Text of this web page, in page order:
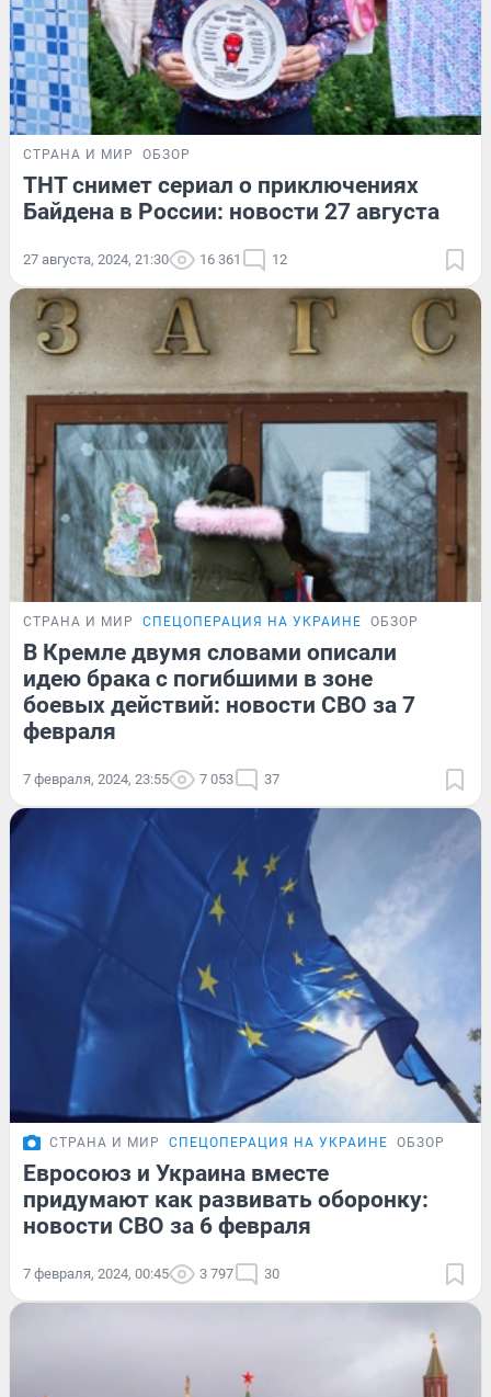
СТРАНА И МИР ОБЗОР
ТНТ снимет сериал о приключениях
Байдена в России: новости 27 августа
27 августа, 2024, 21:30 16 361 12
СТРАНА И МИР СПЕЦОПЕРАЦИЯ НА УКРАИНЕ ОБЗОР
В Кремле двумя словами описали
идею брака с погибшими в зоне
боевых действий: новости СВО за 7
февраля
7 февраля, 2024, 23:55 7 053 37
СТРАНА И МИР СПЕЦОПЕРАЦИЯ НА УКРАИНЕ ОБЗОР
Евросоюз и Украина вместе
придумают как развивать оборонку:
новости СВО за 6 февраля
7 февраля, 2024, 00:45 3 797 30